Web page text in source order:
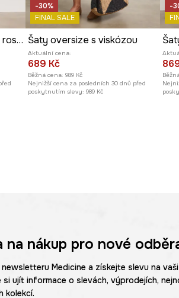
každodenní, nenucené outfity.
Šaty z lyocellu s páskem rostlinné
-30%
FINAL SALE
Šaty oversize s viskózou
Aktuální cena:
689 Kč
Běžná cena: 989 Kč
Nejnižší cena za posledních 30 dnů před
poskytnutím slevy: 989 Kč
-
na nákup pro nové
Medicine a získejte slevu na
ujít informace o slevách, výprodejích,
kolekcí.